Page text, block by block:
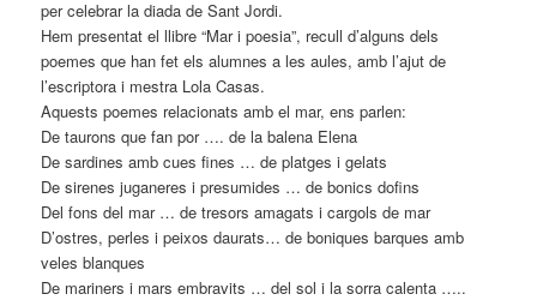
per celebrar la diada de Sant Jordi.
Hem presentat el llibre “Mar i poesia”, recull d’alguns dels
poemes que han fet els alumnes a les aules, amb l’ajut de
l’escriptora i mestra Lola Casas.
Aquests poemes relacionats amb el mar, ens parlen:
De taurons que fan por …. de la balena Elena
De sardines amb cues fines … de platges i gelats
De sirenes juganeres i presumides … de bonics dofins
Del fons del mar … de tresors amagats i cargols de mar
D’ostres, perles i peixos daurats… de boniques barques amb
veles blanques
De mariners i mars embravits … del sol i la sorra calenta …..